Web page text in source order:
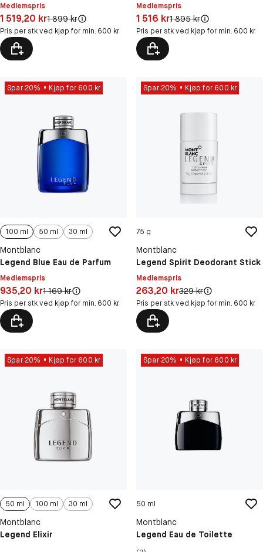
Medlemspris
Pris: 1 519,20 kr
1 519,20 krOriginal pris:
1 899 kr
Pris per stk ved kjøp for min. 600 kr
Medlemspris
Pris: 1 516 kr
1 516 krOriginal pris:
1 895 kr
Pris per stk ved kjøp for min. 600 kr
Spar 20% Kjøp for 600 kr
100 ml 50 ml 30 ml
Montblanc
Legend Blue Eau de Parfum
Medlemspris
Pris: 935,20 kr
935,20 krOriginal pris:
1 169 kr
Pris per stk ved kjøp for min. 600 kr
Spar 20% Kjøp for 600 kr
75 g
Montblanc
Legend Spirit Deodorant Stick
Medlemspris
Pris: 263,20 kr
263,20 krOriginal pris:
329 kr
Pris per stk ved kjøp for min. 600 kr
Spar 20% Kjøp for 600 kr
50 ml 100 ml 30 ml
Montblanc
Legend Elixir
Spar 20% Kjøp for 600 kr
50 ml
Montblanc
Legend Eau de Toilette